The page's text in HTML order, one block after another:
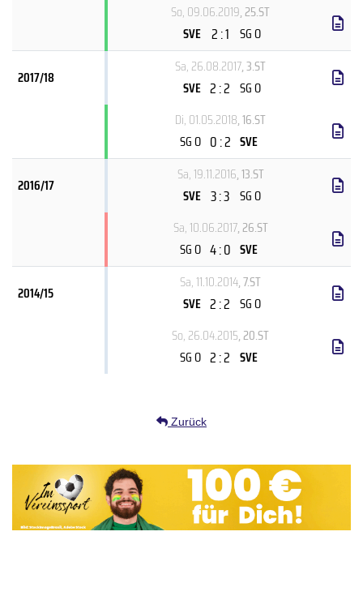
So, 09.06.2019, 25.ST
SVE 2 : 1 SG O
2017/18
Sa, 26.08.2017, 3.ST
SVE 2 : 2 SG O
Di, 01.05.2018, 16.ST
SG O 0 : 2 SVE
2016/17
Sa, 19.11.2016, 13.ST
SVE 3 : 3 SG O
Sa, 10.06.2017, 26.ST
SG O 4 : 0 SVE
2014/15
Sa, 11.10.2014, 7.ST
SVE 2 : 2 SG O
So, 26.04.2015, 20.ST
SG O 2 : 2 SVE
Zurück